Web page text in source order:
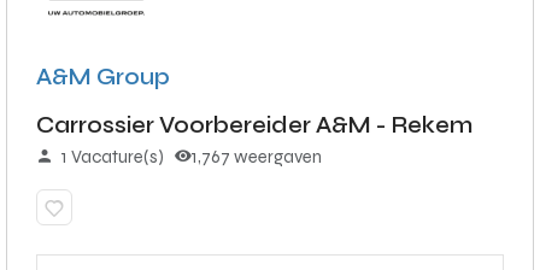
A&M Group
Carrossier Voorbereider A&M - Rekem
1 Vacature(s) 1,767 weergaven